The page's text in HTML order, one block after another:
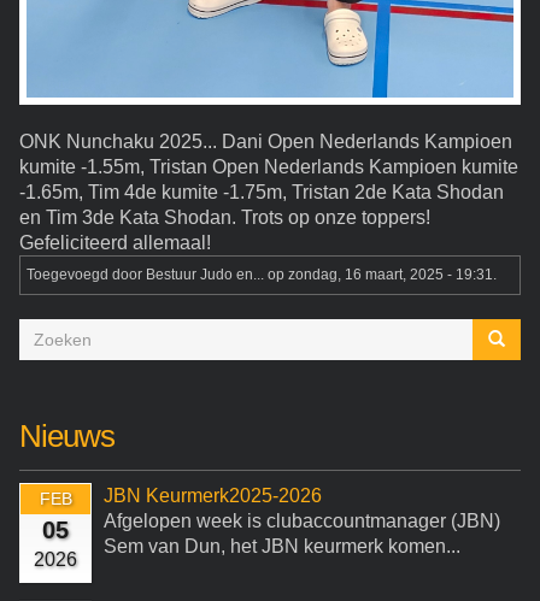
ONK Nunchaku 2025... Dani Open Nederlands Kampioen
kumite -1.55m, Tristan Open Nederlands Kampioen kumite
-1.65m, Tim 4de kumite -1.75m, Tristan 2de Kata Shodan
en Tim 3de Kata Shodan. Trots op onze toppers!
Gefeliciteerd allemaal!
Toegevoegd door Bestuur Judo en... op zondag, 16 maart, 2025 - 19:31.
Zoekveld
Nieuws
FEB
05
2026
JBN Keurmerk2025-2026
Afgelopen week is clubaccountmanager (JBN)
Sem van Dun, het JBN keurmerk komen...